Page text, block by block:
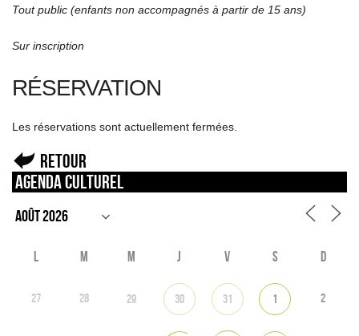
Tout public (enfants non accompagnés à partir de 15 ans)
Sur inscription
RÉSERVATION
Les réservations sont actuellement fermées.
Retour
Agenda culturel
L M M J V S D
27 28 29 30 31 1 2